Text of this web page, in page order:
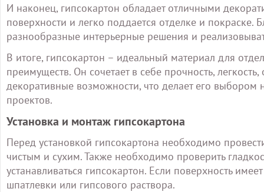
И наконец, гипсокартон обладает отличными
поверхности и легко поддается отделке и
разнообразные интерьерные решения и
В итоге, гипсокартон – идеальный материал для
преимуществ. Он сочетает в себе прочность,
декоративные возможности, что делает его
проектов.
Установка и монтаж гипсокартона
Перед установкой гипсокартона необходимо
чистым и сухим. Также необходимо проверить
устанавливаться гипсокартон. Если поверхность
шпатлевки или гипсового раствора.